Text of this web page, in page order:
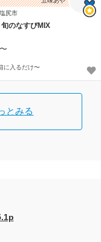
尻市
のなすびMIX
に入るだけ〜
とみる